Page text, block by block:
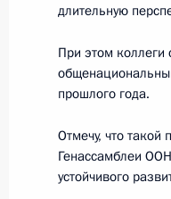
4
30
29
длительную
При этом
прошлого года.
Отмечу, что
Генассамблеи
устойчивого